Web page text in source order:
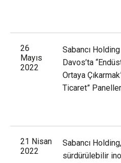
26
Mayıs
2022
Sabancı
Davos’ta
Ortaya
Ticaret”
21 Nisan
2022
Sabancı
sürdürülebilir